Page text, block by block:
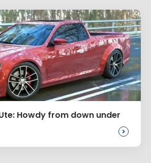
Howdy from down under
>